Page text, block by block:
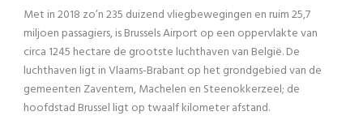
Met in 2018 zo’n 235 duizend vliegbewegingen en ruim 25,7
miljoen passagiers, is Brussels Airport op een oppervlakte van
circa 1245 hectare de grootste luchthaven van België. De
luchthaven ligt in Vlaams-Brabant op het grondgebied van de
gemeenten Zaventem, Machelen en Steenokkerzeel; de
hoofdstad Brussel ligt op twaalf kilometer afstand.